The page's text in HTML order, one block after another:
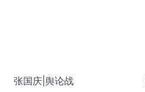
张国庆|舆论战